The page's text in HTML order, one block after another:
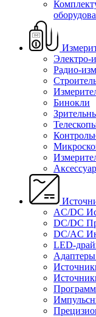
Электро-
Радио-
Бинокли
AC/DC
DC/DC
DC/AC
LED-